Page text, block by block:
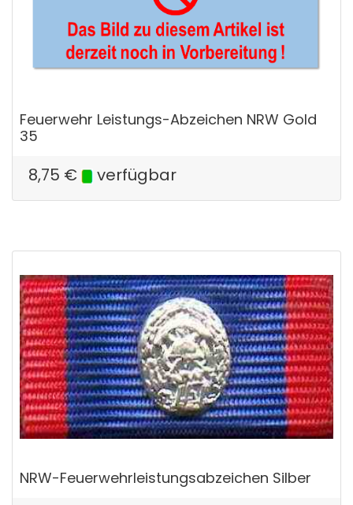
Feuerwehr Leistungs-Abzeichen NRW Gold
35
8,75 € verfügbar
NRW-Feuerwehrleistungsabzeichen Silber